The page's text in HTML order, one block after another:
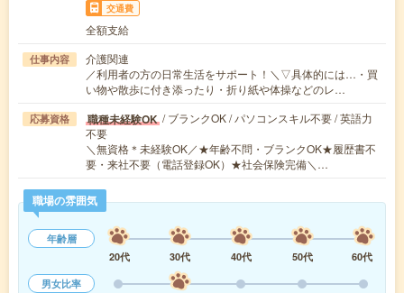
交通費
全額支給
仕事内容
介護関連
／利用者の方の日常生活をサポート！＼▽具体的には…・買
い物や散歩に付き添ったり・折り紙や体操などのレ…
応募資格 職種未経験OK / ブランクOK / パソコンスキル不要 / 英語力
不要
＼無資格＊未経験OK／★年齢不問・ブランクOK★履歴書不
要・来社不要（電話登録OK）★社会保険完備＼…
職場の雰囲気
年齢層
20代
30代 40代 50代
60代
男女比率